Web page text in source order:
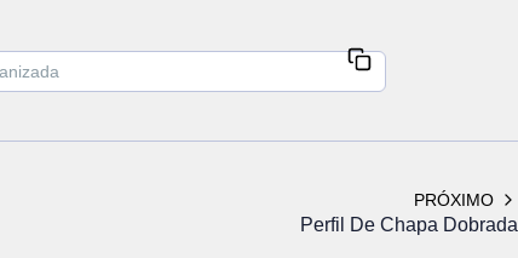
PRÓXIMO
Perfil De Chapa Dobrada